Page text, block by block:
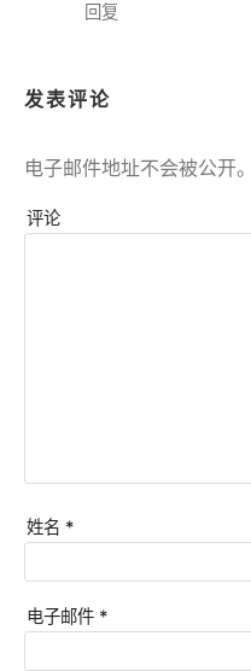
回复
发表评论
电子邮件地址不会被公开。
评论
姓名 *
电子邮件 *